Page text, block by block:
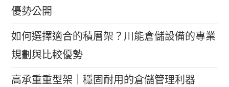
優勢公開
如何選擇適合的積層架？川能倉儲設備的專業
規劃與比較優勢
高承重重型架｜穩固耐用的倉儲管理利器